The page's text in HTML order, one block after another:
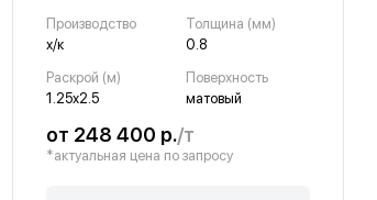
Производство
х/к
Толщина (мм)
0.8
Раскрой (м)
1.25х2.5
Поверхность
матовый
от 248 400 р./т
*актуальная цена по запросу